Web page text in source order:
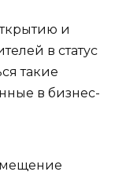
и
в статус
такие
в бизнес-